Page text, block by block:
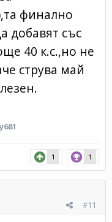
финално
добавят със
40 к.с.,но не
струва май
1 1
#11